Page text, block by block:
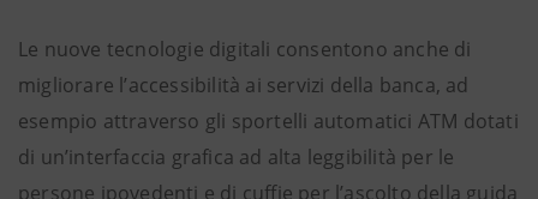
Le nuove tecnologie digitali consentono anche di
migliorare l’accessibilità ai servizi della banca, ad
esempio attraverso gli sportelli automatici ATM dotati
di un’interfaccia grafica ad alta leggibilità per le
persone ipovedenti e di cuffie per l’ascolto della guida